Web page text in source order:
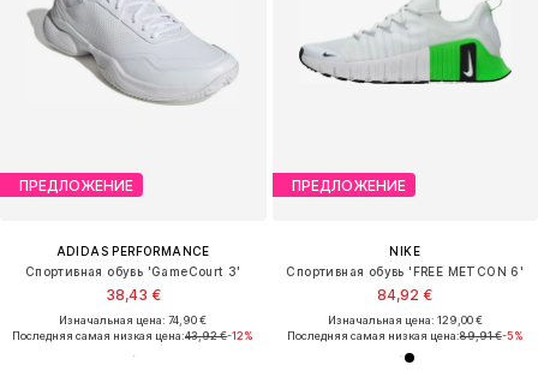
ПРЕДЛОЖЕНИЕ
ADIDAS PERFORMANCE
Спортивная обувь 'GameCourt 3'
38,43 €
Изначальная цена: 74,90 €
Последняя самая низкая цена:43,92 €-12%
ПРЕДЛОЖЕНИЕ
NIKE
Спортивная обувь 'FREE METCON 6'
84,92 €
Изначальная цена: 129,00 €
Последняя самая низкая цена:89,91 €-5%